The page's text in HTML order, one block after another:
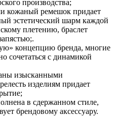
производства;
кожаный ремешок придает
эстетический шарм каждой
плетению, браслет
концепцию бренда, многие
сочетаться с динамикой
изысканными
изделиям придает
в сдержанном стиле,
брендовому аксессуару.